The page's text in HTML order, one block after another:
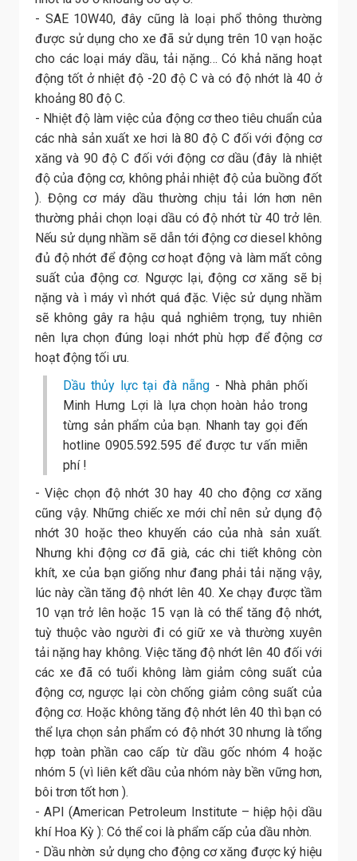
- SAE 10W40, đây cũng là loại phổ thông thường
được sử dụng cho xe đã sử dụng trên 10 vạn hoặc
cho các loại máy dầu, tải nặng… Có khả năng hoạt
động tốt ở nhiệt độ -20 độ C và có độ nhớt là 40 ở
khoảng 80 độ C.
- Nhiệt độ làm việc của động cơ theo tiêu chuẩn của
các nhà sản xuất xe hơi là 80 độ C đối với động cơ
xăng và 90 độ C đối với động cơ dầu (đây là nhiệt
độ của động cơ, không phải nhiệt độ của buồng đốt
). Động cơ máy dầu thường chịu tải lớn hơn nên
thường phải chọn loại dầu có độ nhớt từ 40 trở lên.
Nếu sử dụng nhầm sẽ dẫn tới động cơ diesel không
đủ độ nhớt để động cơ hoạt động và làm mất công
suất của động cơ. Ngược lại, động cơ xăng sẽ bị
nặng và ì máy vì nhớt quá đặc. Việc sử dụng nhầm
sẽ không gây ra hậu quả nghiêm trọng, tuy nhiên
nên lựa chọn đúng loại nhớt phù hợp để động cơ
hoạt động tối ưu.
Dầu thủy lực tại đà nẵng- Nhà phân phối
Minh Hưng Lợi là lựa chọn hoàn hảo trong
từng sản phẩm của bạn. Nhanh tay gọi đến
hotline 0905.592.595 để được tư vấn miễn
phí !
- Việc chọn độ nhớt 30 hay 40 cho động cơ xăng
cũng vậy. Những chiếc xe mới chỉ nên sử dụng độ
nhớt 30 hoặc theo khuyến cáo của nhà sản xuất.
Nhưng khi động cơ đã già, các chi tiết không còn
khít, xe của bạn giống như đang phải tải nặng vậy,
lúc này cần tăng độ nhớt lên 40. Xe chạy được tầm
10 vạn trở lên hoặc 15 vạn là có thể tăng độ nhớt,
tuỳ thuộc vào người đi có giữ xe và thường xuyên
tải nặng hay không. Việc tăng độ nhớt lên 40 đối với
các xe đã có tuổi không làm giảm công suất của
động cơ, ngược lại còn chống giảm công suất của
động cơ. Hoặc không tăng độ nhớt lên 40 thì bạn có
thể lựa chọn sản phẩm có độ nhớt 30 nhưng là tổng
hợp toàn phần cao cấp từ dầu gốc nhóm 4 hoặc
nhóm 5 (vì liên kết dầu của nhóm này bền vững hơn,
bôi trơn tốt hơn ).
- API (American Petroleum Institute – hiệp hội dầu
khí Hoa Kỳ ): Có thể coi là phẩm cấp của dầu nhờn.
- Dầu nhờn sử dụng cho động cơ xăng được ký hiệu